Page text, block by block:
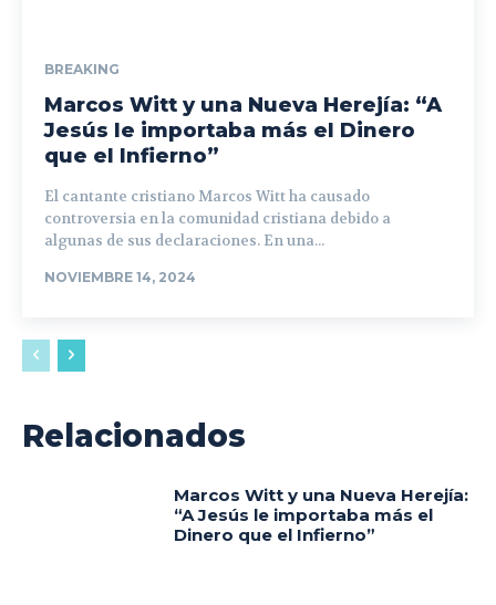
BREAKING
Marcos Witt y una Nueva Herejía: “A
Jesús le importaba más el Dinero
que el Infierno”
El cantante cristiano Marcos Witt ha causado
controversia en la comunidad cristiana debido a
algunas de sus declaraciones. En una...
NOVIEMBRE 14, 2024
Relacionados
Marcos Witt y una Nueva Herejía:
“A Jesús le importaba más el
Dinero que el Infierno”